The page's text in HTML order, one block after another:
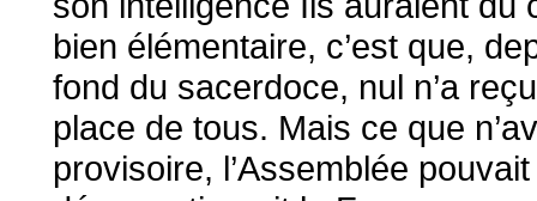
bien élémentaire, c’est que,
fond du sacerdoce, nul n’a
place de tous. Mais ce que
provisoire, l’Assemblée